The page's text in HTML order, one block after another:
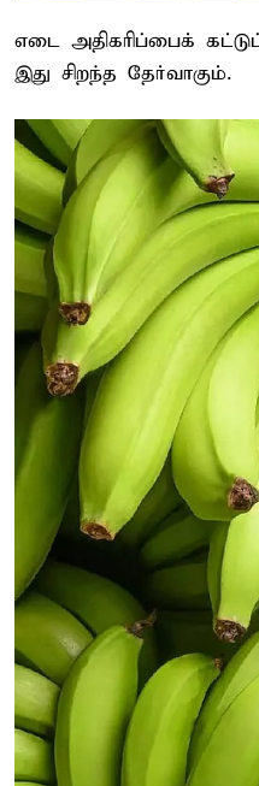
எடை அதிகரிப்பைக்
இது சிறந்த தேர்வாகும்.